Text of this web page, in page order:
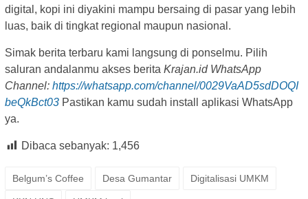
digital, kopi ini diyakini mampu bersaing di pasar yang lebih
luas, baik di tingkat regional maupun nasional.
Simak berita terbaru kami langsung di ponselmu. Pilih
saluran andalanmu akses berita Krajan.id WhatsApp
Channel: https://whatsapp.com/channel/0029VaAD5sdDOQI
beQkBct03 Pastikan kamu sudah install aplikasi WhatsApp
ya.
Dibaca sebanyak: 1,456
Belgum’s Coffee Desa Gumantar Digitalisasi UMKM